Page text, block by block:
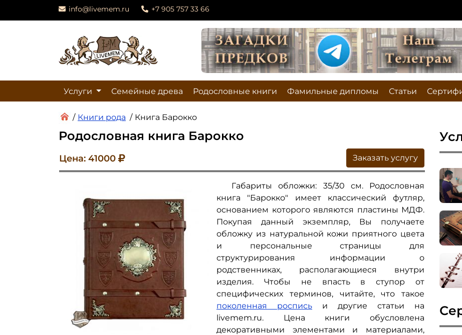
info@livemem.ru +7 905 757 33 66
Услуги Семейные древа Родословные книги Фамильные дипломы Статьи
/ Книги рода / Книга Барокко
Родословная книга Барокко
Цена: 41000 Заказать услугу
Габариты обложки: 35/30 см. Родословная
книга "Барокко" имеет классический футляр,
основанием которого являются пластины МДФ.
Покупая данный экземпляр, Вы получаете
обложку из натуральной кожи приятного цвета
и персональные страницы для
структурирования информации о
родственниках, располагающиеся внутри
изделия. Чтобы не впасть в ступор от
специфических терминов, читайте, что такое
поколенная роспись и другие статьи на
livemem.ru. Цена книги обусловлена
декоративными элементами и материалами,